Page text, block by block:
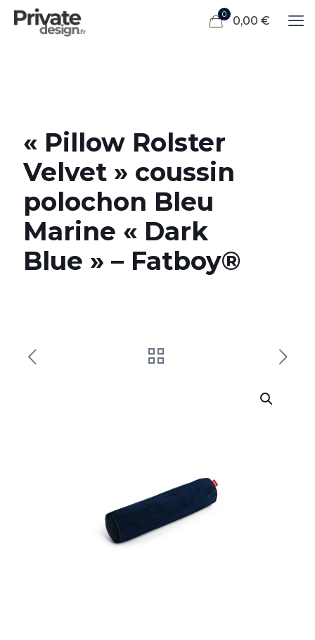
0 0,00 €
« Pillow Rolster
Velvet » coussin
polochon Bleu
Marine « Dark
Blue » – Fatboy®